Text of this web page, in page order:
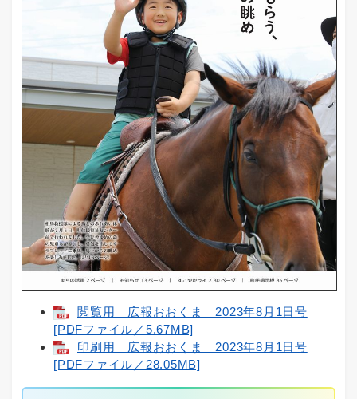
閲覧用 広報おおくま 2023年8月1日号
[PDFファイル／5.67MB]
印刷用 広報おおくま 2023年8月1日号
[PDFファイル／28.05MB]